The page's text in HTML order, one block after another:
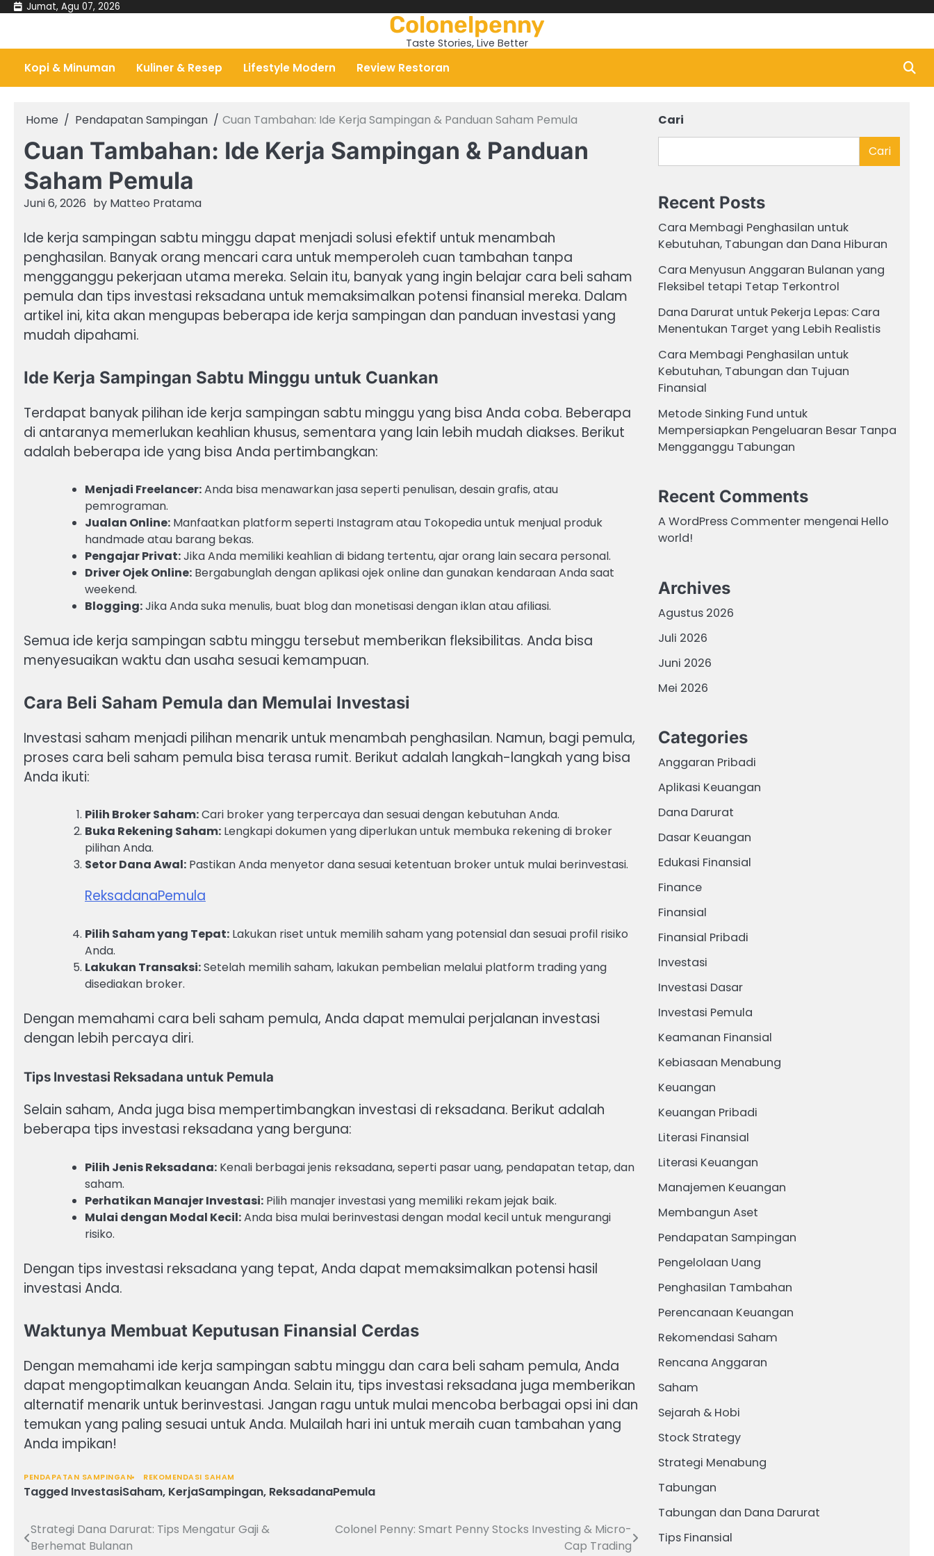
Skip Jumat, Agu 07, 2026
Colonelpenny
Taste Stories, Live Better
Kopi & Minuman Kuliner & Resep Lifestyle Modern Review Restoran
Home Pendapatan Sampingan Cuan Tambahan: Ide Kerja Sampingan & Panduan Saham Pemula
Cuan Tambahan: Ide Kerja Sampingan & Panduan
Saham Pemula
Juni 6, 2026 by Matteo Pratama
Ide kerja sampingan sabtu minggu dapat menjadi solusi efektif untuk menambah
penghasilan. Banyak orang mencari cara untuk memperoleh cuan tambahan tanpa
mengganggu pekerjaan utama mereka. Selain itu, banyak yang ingin belajar cara beli saham
pemula dan tips investasi reksadana untuk memaksimalkan potensi finansial mereka. Dalam
artikel ini, kita akan mengupas beberapa ide kerja sampingan dan panduan investasi yang
mudah dipahami.
Ide Kerja Sampingan Sabtu Minggu untuk Cuankan
Terdapat banyak pilihan ide kerja sampingan sabtu minggu yang bisa Anda coba. Beberapa
di antaranya memerlukan keahlian khusus, sementara yang lain lebih mudah diakses. Berikut
adalah beberapa ide yang bisa Anda pertimbangkan:
Menjadi Freelancer:Anda bisa menawarkan jasa seperti penulisan, desain grafis, atau
pemrograman.
Jualan Online: Manfaatkan platform seperti Instagram atau Tokopedia untuk menjual produk
handmade atau barang bekas.
Pengajar Privat:Jika Anda memiliki keahlian di bidang tertentu, ajar orang lain secara personal.
Driver Ojek Online: Bergabunglah dengan aplikasi ojek online dan gunakan kendaraan Anda saat
weekend.
Blogging:Jika Anda suka menulis, buat blog dan monetisasi dengan iklan atau afiliasi.
Semua ide kerja sampingan sabtu minggu tersebut memberikan fleksibilitas. Anda bisa
menyesuaikan waktu dan usaha sesuai kemampuan.
Cara Beli Saham Pemula dan Memulai Investasi
Investasi saham menjadi pilihan menarik untuk menambah penghasilan. Namun, bagi pemula,
proses cara beli saham pemula bisa terasa rumit. Berikut adalah langkah-langkah yang bisa
Anda ikuti:
Pilih Broker Saham:Cari broker yang terpercaya dan sesuai dengan kebutuhan Anda.
Buka Rekening Saham: Lengkapi dokumen yang diperlukan untuk membuka rekening di broker
pilihan Anda.
Setor Dana Awal: Pastikan Anda menyetor dana sesuai ketentuan broker untuk mulai berinvestasi.
ReksadanaPemula
Pilih Saham yang Tepat: Lakukan riset untuk memilih saham yang potensial dan sesuai profil risiko
Anda.
Lakukan Transaksi:Setelah memilih saham, lakukan pembelian melalui platform trading yang
disediakan broker.
Dengan memahami cara beli saham pemula, Anda dapat memulai perjalanan investasi
dengan lebih percaya diri.
Tips Investasi Reksadana untuk Pemula
Selain saham, Anda juga bisa mempertimbangkan investasi di reksadana. Berikut adalah
beberapa tips investasi reksadana yang berguna:
Pilih Jenis Reksadana: Kenali berbagai jenis reksadana, seperti pasar uang, pendapatan tetap, dan
saham.
Perhatikan Manajer Investasi: Pilih manajer investasi yang memiliki rekam jejak baik.
Mulai dengan Modal Kecil:Anda bisa mulai berinvestasi dengan modal kecil untuk mengurangi
risiko.
Dengan tips investasi reksadana yang tepat, Anda dapat memaksimalkan potensi hasil
investasi Anda.
Waktunya Membuat Keputusan Finansial Cerdas
Dengan memahami ide kerja sampingan sabtu minggu dan cara beli saham pemula, Anda
dapat mengoptimalkan keuangan Anda. Selain itu, tips investasi reksadana juga memberikan
alternatif menarik untuk berinvestasi. Jangan ragu untuk mulai mencoba berbagai opsi ini dan
temukan yang paling sesuai untuk Anda. Mulailah hari ini untuk meraih cuan tambahan yang
Anda impikan!
PENDAPATAN SAMPINGAN REKOMENDASI SAHAM
Tagged InvestasiSaham, KerjaSampingan, ReksadanaPemula
Navigasi
Strategi Dana Darurat: Tips Mengatur Gaji &
Berhemat Bulanan
Colonel Penny: Smart Penny Stocks Investing & Micro-
Cap Trading
Cari
Cari
Recent Posts
Cara Membagi Penghasilan untuk
Kebutuhan, Tabungan dan Dana Hiburan
Cara Menyusun Anggaran Bulanan yang
Fleksibel tetapi Tetap Terkontrol
Dana Darurat untuk Pekerja Lepas: Cara
Menentukan Target yang Lebih Realistis
Cara Membagi Penghasilan untuk
Kebutuhan, Tabungan dan Tujuan
Finansial
Metode Sinking Fund untuk
Mempersiapkan Pengeluaran Besar Tanpa
Mengganggu Tabungan
Recent Comments
A WordPress Commentermengenai Hello
world!
Archives
Agustus 2026
Juli 2026
Juni 2026
Mei 2026
Categories
Anggaran Pribadi
Aplikasi Keuangan
Dana Darurat
Dasar Keuangan
Edukasi Finansial
Finance
Finansial
Finansial Pribadi
Investasi
Investasi Dasar
Investasi Pemula
Keamanan Finansial
Kebiasaan Menabung
Keuangan
Keuangan Pribadi
Literasi Finansial
Literasi Keuangan
Manajemen Keuangan
Membangun Aset
Pendapatan Sampingan
Pengelolaan Uang
Penghasilan Tambahan
Perencanaan Keuangan
Rekomendasi Saham
Rencana Anggaran
Saham
Sejarah & Hobi
Stock Strategy
Strategi Menabung
Tabungan
Tabungan dan Dana Darurat
Tips Finansial